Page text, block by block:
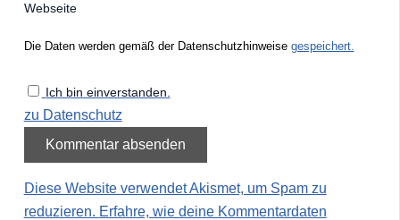
Webseite
Die Daten werden gemäß der Datenschutzhinweise gespeichert.
Ich bin einverstanden.
zu Datenschutz
Diese Website verwendet Akismet, um Spam zu
reduzieren. Erfahre, wie deine Kommentardaten